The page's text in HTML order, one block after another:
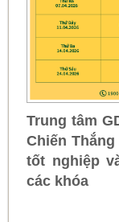
Trung tâm
Chiến
tốt nghiệp
các khóa